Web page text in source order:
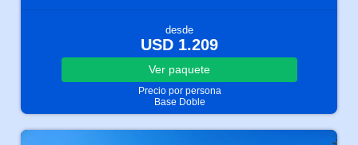
desde
USD 1.209
Ver paquete
Precio por persona
Base Doble